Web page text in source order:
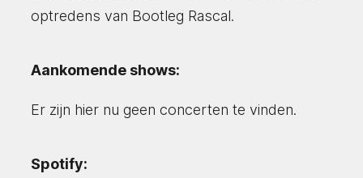
optredens van Bootleg Rascal.
Aankomende shows:
Er zijn hier nu geen concerten te vinden.
Spotify: